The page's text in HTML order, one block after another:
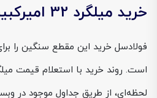
خرید میلگرد 32 امیرکبیر خزر از فولادسل
فولادسل خرید این مقطع سنگین را
لحظه‌ای، از طریق جداول موجود در